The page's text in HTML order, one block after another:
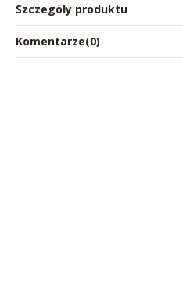
Szczegóły produktu
Komentarze(0)